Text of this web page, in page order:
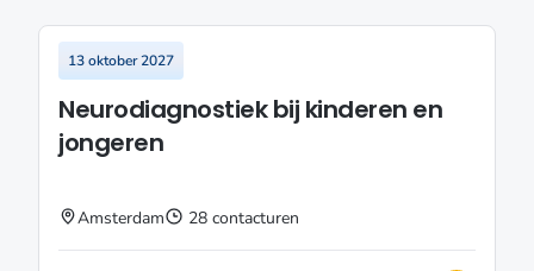
13 oktober 2027
Neurodiagnostiek bij kinderen en
jongeren
Amsterdam 28 contacturen